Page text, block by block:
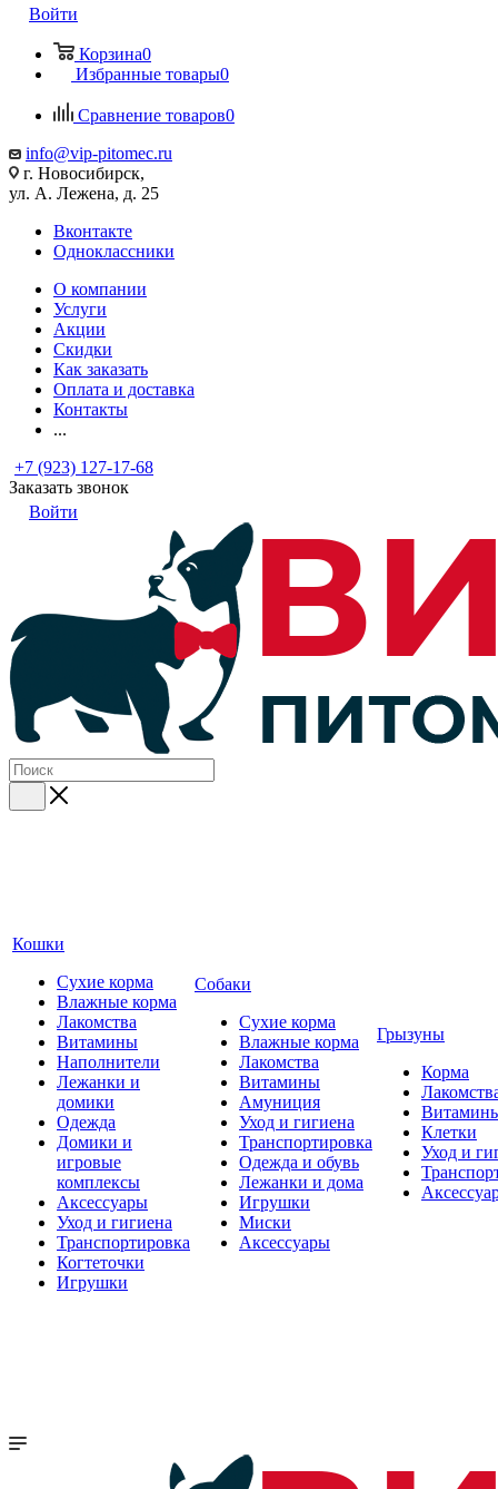
Войти
Корзина0
Избранные товары0
Сравнение товаров0
info@vip-pitomec.ru
г. Новосибирск,
ул. А. Лежена, д. 25
Вконтакте
Одноклассники
О компании
Услуги
Акции
Скидки
Как заказать
Оплата и доставка
Контакты
...
+7 (923) 127-17-68
Заказать звонок
Войти
Кошки
Сухие корма
Влажные корма
Лакомства
Витамины
Наполнители
Лежанки и
домики
Одежда
Домики и
игровые
комплексы
Аксессуары
Уход и гигиена
Транспортировка
Когтеточки
Игрушки
Собаки
Сухие корма
Влажные корма
Лакомства
Витамины
Амуниция
Уход и гигиена
Транспортировка
Одежда и обувь
Лежанки и дома
Игрушки
Миски
Аксессуары
Грызуны
Корма
Клетки
Уход и